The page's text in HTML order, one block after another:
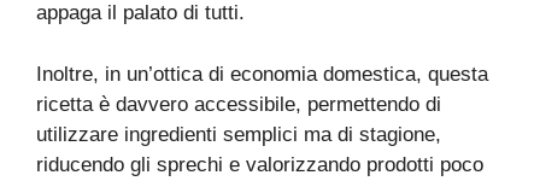
appaga il palato di tutti.
Inoltre, in un’ottica di economia domestica, questa
ricetta è davvero accessibile, permettendo di
utilizzare ingredienti semplici ma di stagione,
riducendo gli sprechi e valorizzando prodotti poco